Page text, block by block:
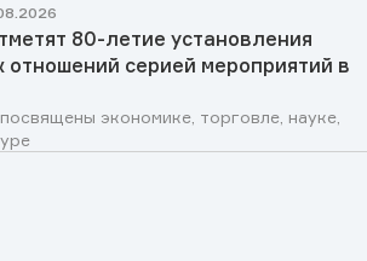
80-летие установления
отношений серией мероприятий в
экономике, торговле, науке,